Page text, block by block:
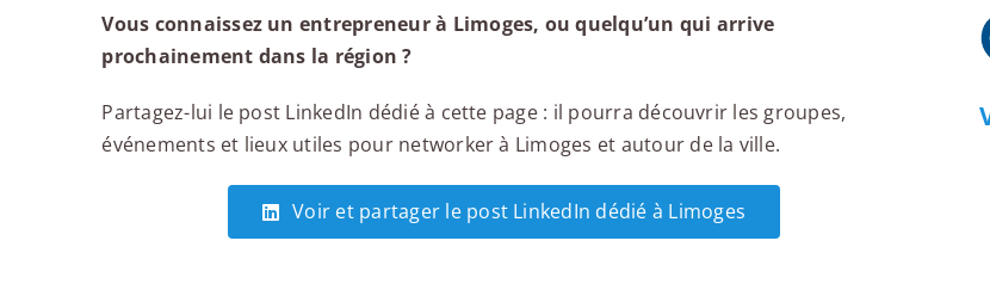
Vous connaissez un entrepreneur à Limoges, ou quelqu’un qui arrive
prochainement dans la région ?
Partagez-lui le post LinkedIn dédié à cette page : il pourra découvrir les groupes,
événements et lieux utiles pour networker à Limoges et autour de la ville.
Voir et partager le post LinkedIn dédié à Limoges